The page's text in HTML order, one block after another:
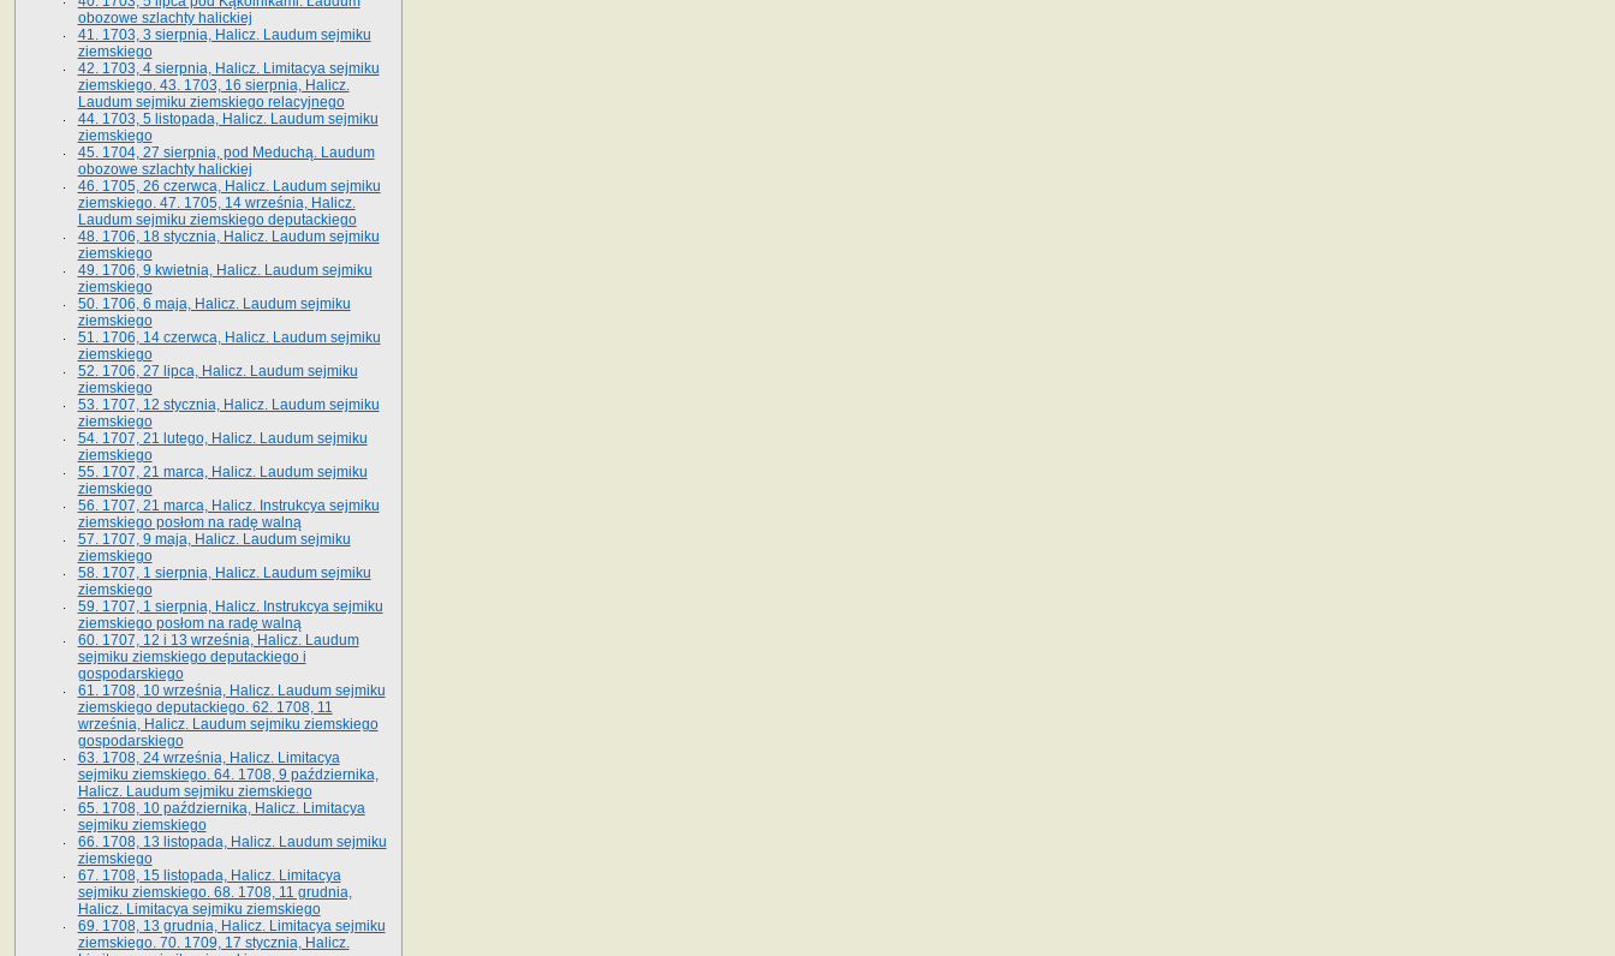
obozowe szlachty halickiej
41­. 1703, 3 sierpnia, Halicz. Laudum sejmiku
ziemskiego
42. 1703, 4 sierpnia, Halicz. Limitacya sejmiku
ziemskiego. 43. 1703, 16 sierpnia, Halicz.
Laudum sejmiku ziemskiego relacyjnego
44. 1703, 5 listopada, Halicz. Laudum sejmiku
ziemskiego
45. 1704, 27 sierpnia, pod Meduchą. Laudum
obozowe szlachty halickiej
46. 1705, 26 czerwca, Halicz. Laudum sejmiku
ziemskiego. 47. 1705, 14 września, Halicz.
Laudum sejmiku ziemskiego deputackiego
48. 1706, 18 stycznia, Halicz. Laudum sejmiku
ziemskiego
49. 1706, 9 kwietnia, Halicz. Laudum sejmiku
ziemskiego
50. 1706, 6 maja, Halicz. Laudum sejmiku
ziemskiego
51. 1706, 14 czerwca, Halicz. Laudum sejmiku
ziemskiego
52. 1706, 27 lipca, Halicz. Laudum sejmiku
ziemskiego
53. 1707, 12 stycznia, Halicz. Laudum sejmiku
ziemskiego
54. 1707, 21 lutego, Halicz. Laudum sejmiku
ziemskiego
55. 1707, 21 marca, Halicz. Laudum sejmiku
ziemskiego
56. 1707, 21 marca, Halicz. Instrukcya sejmiku
ziemskiego posłom na radę walną
57. 1707, 9 maja, Halicz. Laudum sejmiku
ziemskiego
58. 1707, 1 sierpnia, Halicz. Laudum sejmiku
ziemskiego
59. 1707, 1 sierpnia, Halicz. Instrukcya sejmiku
ziemskiego posłom na radę walną
60. 1707, 12 i 13 września, Halicz. Laudum
sejmiku ziemskiego deputackiego i
gospodarskiego
61. 1708, 10 września, Halicz. Laudum sejmiku
ziemskiego deputackiego. 62. 1708, 11
września, Halicz. Laudum sejmiku ziemskiego
gospodarskiego
63. 1708, 24 września, Halicz. Limitacya
sejmiku ziemskiego. 64. 1708, 9 października,
Halicz. Laudum sejmiku ziemskiego
65­. 1708, 10 października, Halicz. Limitacya
sejmiku ziemskiego
66. 1708, 13 listopada, Halicz. Laudum sejmiku
ziemskiego
67. 1708, 15 listopada, Halicz. Limitacya
sejmiku ziemskiego. 68. 1708, 11 grudnia,
Halicz. Limitacya sejmiku ziemskiego
69. 1708, 13 grudnia, Halicz. Limitacya sejmiku
ziemskiego. 70. 1709, 17 stycznia, Halicz.